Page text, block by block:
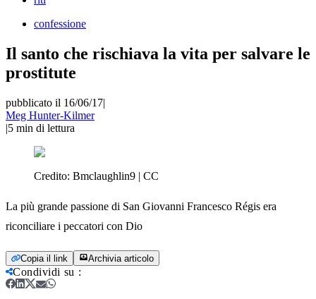
confessione
Il santo che rischiava la vita per salvare le
prostitute
pubblicato il 16/06/17|
Meg Hunter-Kilmer
|5 min di lettura
Credito: Bmclaughlin9 | CC
La più grande passione di San Giovanni Francesco Régis era
riconciliare i peccatori con Dio
Copia il link Archivia articolo
Condividi su :